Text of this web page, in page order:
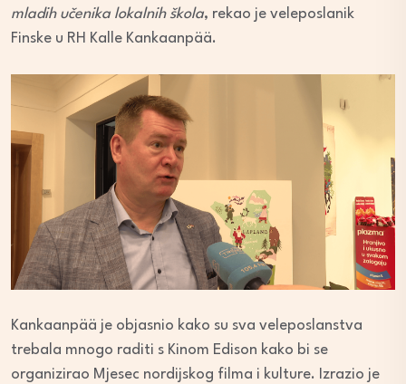
mladih učenika lokalnih škola, rekao je veleposlanik
Finske u RH Kalle Kankaanpää.
Kankaanpää je objasnio kako su sva veleposlanstva
trebala mnogo raditi s Kinom Edison kako bi se
organizirao Mjesec nordijskog filma i kulture. Izrazio je